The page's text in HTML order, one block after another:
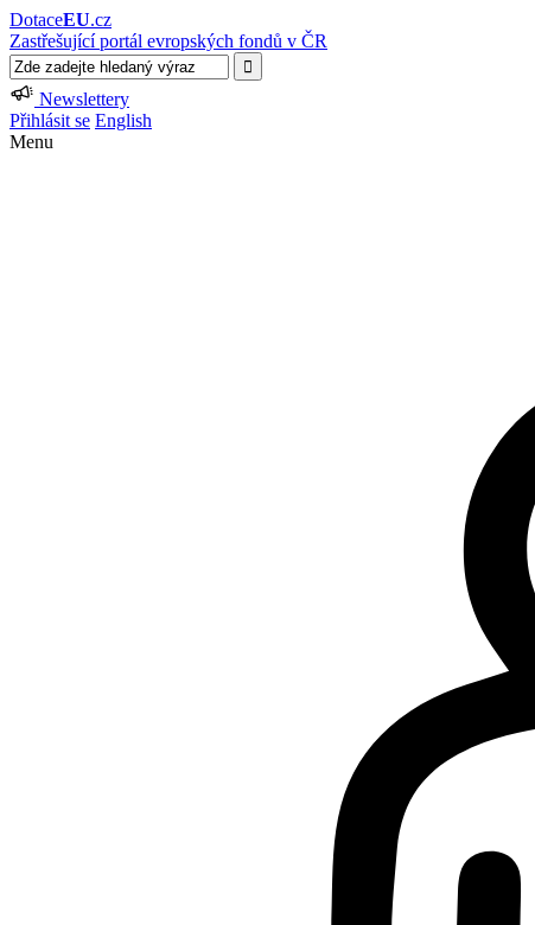
DotaceEU.cz
Zastřešující portál evropských fondů v ČR
Newslettery
Přihlásit se English
Menu